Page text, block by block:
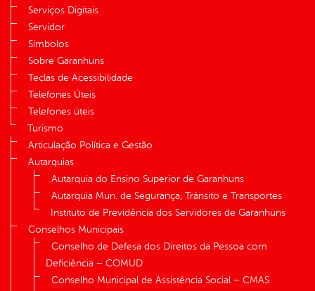
Serviços Digitais
Servidor
Símbolos
Sobre Garanhuns
Teclas de Acessibilidade
Telefones Úteis
Telefones úteis
Turismo
Articulação Política e Gestão
Autarquias
Autarquia do Ensino Superior de Garanhuns
Autarquia Mun. de Segurança, Trânsito e Transportes
Instituto de Previdência dos Servidores de Garanhuns
Conselhos Municipais
Conselho de Defesa dos Direitos da Pessoa com
Deficiência – COMUD
Conselho Municipal de Assistência Social – CMAS